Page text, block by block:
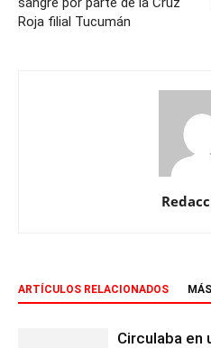
Roja filial Tucumán
ARTÍCULOS RELACIONADOS
Circulaba en